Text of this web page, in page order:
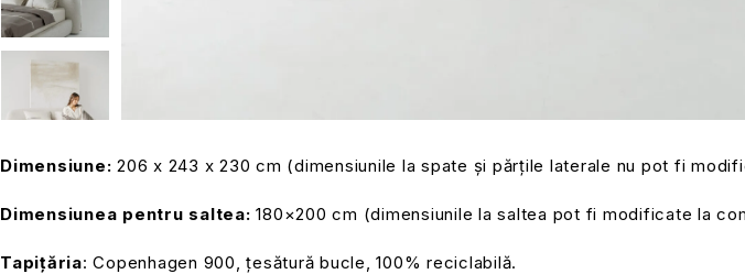
Dimensiune: 206 x 243 x 230 cm (dimensiunile la spate și părțile laterale nu pot fi
Dimensiunea pentru saltea: 180×200 cm (dimensiunile la saltea pot fi modificate la
Tapițăria: Copenhagen 900, țesătură bucle, 100% reciclabilă.